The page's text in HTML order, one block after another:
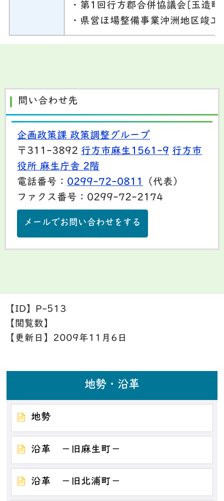
・第1回行方郡合併協議会[玉造
・県営ほ場整備事業沖洲地区竣
問い合わせ先
企画政策課 政策調整グループ
〒311-3892 行方市麻生1561-9 行方市
役所 麻生庁舎 2階
電話番号： 0299-72-0811
（代表）
ファクス番号：0299-72-2174
メールでお問い合わせをする
【ID】 P-513
【閲覧数】
【更新日】 2009年11月6日
地勢・沿革
地勢
沿革 －旧麻生町－
沿革 －旧北浦町－